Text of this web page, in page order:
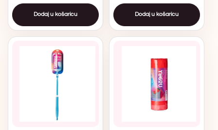
Dodaj u košaricu Dodaj u košaricu